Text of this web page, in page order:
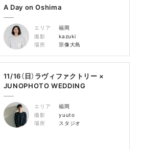
A Day on Oshima
エリア
福岡
撮影
kazuki
場所
宗像大島
11/16（日）ラヴィファクトリー ×
JUNOPHOTO WEDDING
エリア
福岡
撮影
yuuto
場所
スタジオ